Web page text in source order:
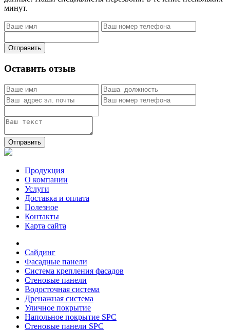
минут.
Отправить
Оставить отзыв
Отправить
Продукция
О компании
Услуги
Доставка и оплата
Полезное
Контакты
Карта сайта
Сайдинг
Фасадные панели
Система крепления фасадов
Стеновые панели
Водосточная система
Дренажная система
Уличное покрытие
Напольное покрытие SPC
Стеновые панели SPC